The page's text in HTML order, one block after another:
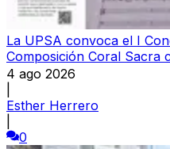
La UPSA convoca el I
Composición Coral Sacra
4 ago 2026
Esther Herrero
0